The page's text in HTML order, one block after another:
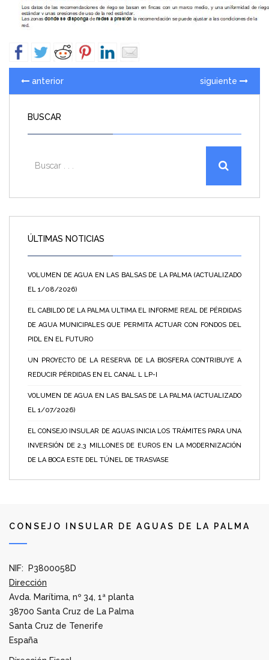
anterior siguiente
BUSCAR
ÚLTIMAS NOTICIAS
VOLUMEN DE AGUA EN LAS BALSAS DE LA PALMA (ACTUALIZADO
EL 1/08/2026)
EL CABILDO DE LA PALMA ULTIMA EL INFORME REAL DE PÉRDIDAS
DE AGUA MUNICIPALES QUE PERMITA ACTUAR CON FONDOS DEL
PIDL EN EL FUTURO
UN PROYECTO DE LA RESERVA DE LA BIOSFERA CONTRIBUYE A
REDUCIR PÉRDIDAS EN EL CANAL L LP-I
VOLUMEN DE AGUA EN LAS BALSAS DE LA PALMA (ACTUALIZADO
EL 1/07/2026)
EL CONSEJO INSULAR DE AGUAS INICIA LOS TRÁMITES PARA UNA
INVERSIÓN DE 2,3 MILLONES DE EUROS EN LA MODERNIZACIÓN
DE LA BOCA ESTE DEL TÚNEL DE TRASVASE
CONSEJO INSULAR DE AGUAS DE LA PALMA
NIF: P3800058D
Dirección
Avda. Marítima, nº 34, 1ª planta
38700 Santa Cruz de La Palma
Santa Cruz de Tenerife
España